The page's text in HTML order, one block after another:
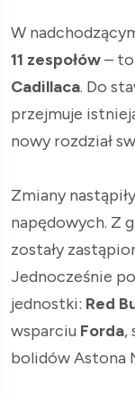
W
11 zespołów–
Cadillaca. Do
przejmuje
nowy rozdział
Zmiany
napędowych. Z
zostały
Jednocześnie
jednostki: Red
wsparciu Forda,
bolidów Astona